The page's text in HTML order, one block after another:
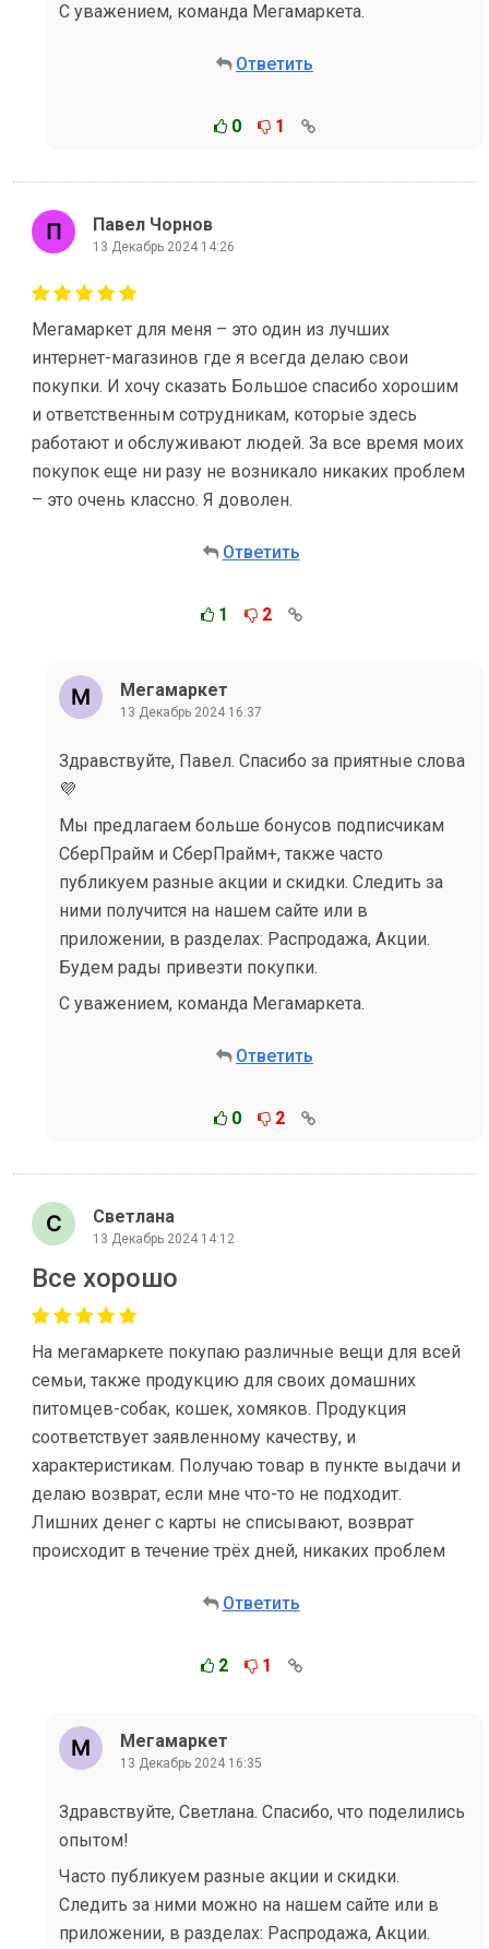
С уважением, команда Мегамаркета.
Ответить
0 1
Павел Чорнов
13 Декабрь 2024 14:26
Мегамаркет для меня – это один из лучших
интернет-магазинов где я всегда делаю свои
покупки. И хочу сказать Большое спасибо хорошим
и ответственным сотрудникам, которые здесь
работают и обслуживают людей. За все время моих
покупок еще ни разу не возникало никаких проблем
– это очень классно. Я доволен.
Ответить
1 2
Мегамаркет
13 Декабрь 2024 16:37
Здравствуйте, Павел. Спасибо за приятные слова
💜
Мы предлагаем больше бонусов подписчикам
СберПрайм и СберПрайм+, также часто
публикуем разные акции и скидки. Следить за
ними получится на нашем сайте или в
приложении, в разделах: Распродажа, Акции.
Будем рады привезти покупки.
С уважением, команда Мегамаркета.
Ответить
0 2
Светлана
13 Декабрь 2024 14:12
Все хорошо
На мегамаркете покупаю различные вещи для всей
семьи, также продукцию для своих домашних
питомцев-собак, кошек, хомяков. Продукция
соответствует заявленному качеству, и
характеристикам. Получаю товар в пункте выдачи и
делаю возврат, если мне что-то не подходит.
Лишних денег с карты не списывают, возврат
происходит в течение трёх дней, никаких проблем
Ответить
2 1
Мегамаркет
13 Декабрь 2024 16:35
Здравствуйте, Светлана. Спасибо, что поделились
опытом!
Часто публикуем разные акции и скидки.
Следить за ними можно на нашем сайте или в
приложении, в разделах: Распродажа, Акции.